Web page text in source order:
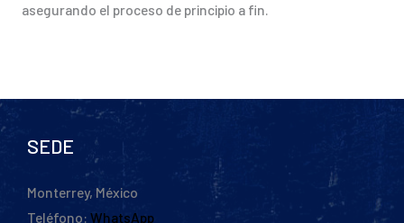
asegurando el proceso de principio a fin.
SEDE
Monterrey, México
Teléfono: WhatsApp